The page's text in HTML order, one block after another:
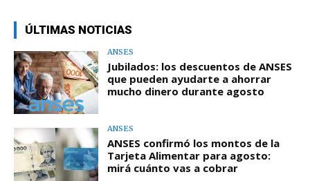
ÚLTIMAS NOTICIAS
ANSES
Jubilados: los descuentos de ANSES
que pueden ayudarte a ahorrar
mucho dinero durante agosto
ANSES
ANSES confirmó los montos de la
Tarjeta Alimentar para agosto:
mirá cuánto vas a cobrar